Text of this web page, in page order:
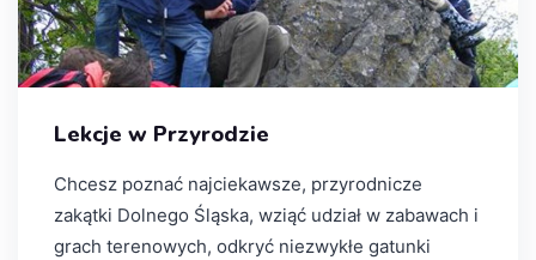
Lekcje w Przyrodzie
Chcesz poznać najciekawsze, przyrodnicze
zakątki Dolnego Śląska, wziąć udział w zabawach i
grach terenowych, odkryć niezwykłe gatunki